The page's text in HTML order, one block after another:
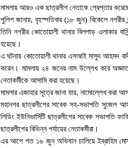
মামলায় আরও এক ছাত্রলীগ নেতাকে গ্রেপ্তার
পুলিশ জানায়, বৃহস্পতিবার (১৮ জুন) বিকেলে
তিনি নগরীর কোতোয়ালী থানার বিলপাড় এলাকার
হয়েছে।
এ ঘটনায় কোতোয়ালী থানার এসআই মাসুদ আহমদ
করেন। মামলায় ২৪ জনের নাম উল্লেখ করে
নেতাকর্মীকে আসামি করা হয়েছে।
মামলার এজাহার সূত্রে জানা যায়, নামোল্লেখ করা
মহানগর ছাত্রলীগের সাবেক সহ-সভাপতি সুজেল
লিডিং ইউনিভার্সিটি ছাত্রলীগের সাবেক সভাপতি
ছাত্রলীগের বিভিন্ন পর্যায়ের নেতাকর্মীরা।
এর আগে গত ১৬ জুন অভিযান চালিয়ে ইব্রাহিম